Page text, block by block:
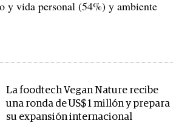
y vida personal (54%) y ambiente
La foodtech Vegan Nature recibe
una ronda de US$ 1 millón y prepara
su expansión internacional